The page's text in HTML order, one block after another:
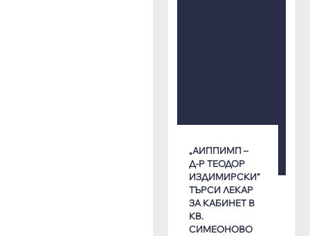
„АИППИМП –
Д-Р ТЕОДОР
ИЗДИМИРСКИ“
ТЪРСИ ЛЕКАР
ЗА КАБИНЕТ В
КВ.
СИМЕОНОВО